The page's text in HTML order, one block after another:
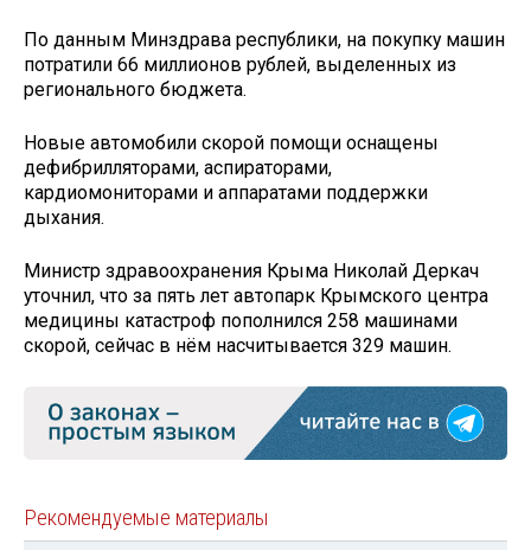
По данным Минздрава республики, на покупку машин
потратили 66 миллионов рублей, выделенных из
регионального бюджета.
Новые автомобили скорой помощи оснащены
дефибрилляторами, аспираторами,
кардиомониторами и аппаратами поддержки
дыхания.
Министр здравоохранения Крыма Николай Деркач
уточнил, что за пять лет автопарк Крымского центра
медицины катастроф пополнился 258 машинами
скорой, сейчас в нём насчитывается 329 машин.
Рекомендуемые материалы